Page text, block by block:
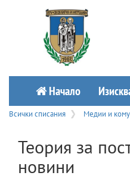
Начало
Всички списания Медии и
Теория за
новини